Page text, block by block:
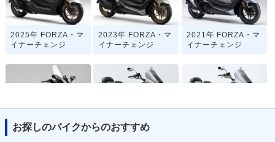
2025年 FORZA・マ
イナーチェンジ
2023年 FORZA・マ
イナーチェンジ
2021年 FORZA・マ
イナーチェンジ
お探しのバイクからのおすすめ